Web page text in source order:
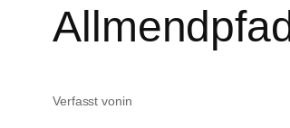
Allmendpfad
Verfasst vonin